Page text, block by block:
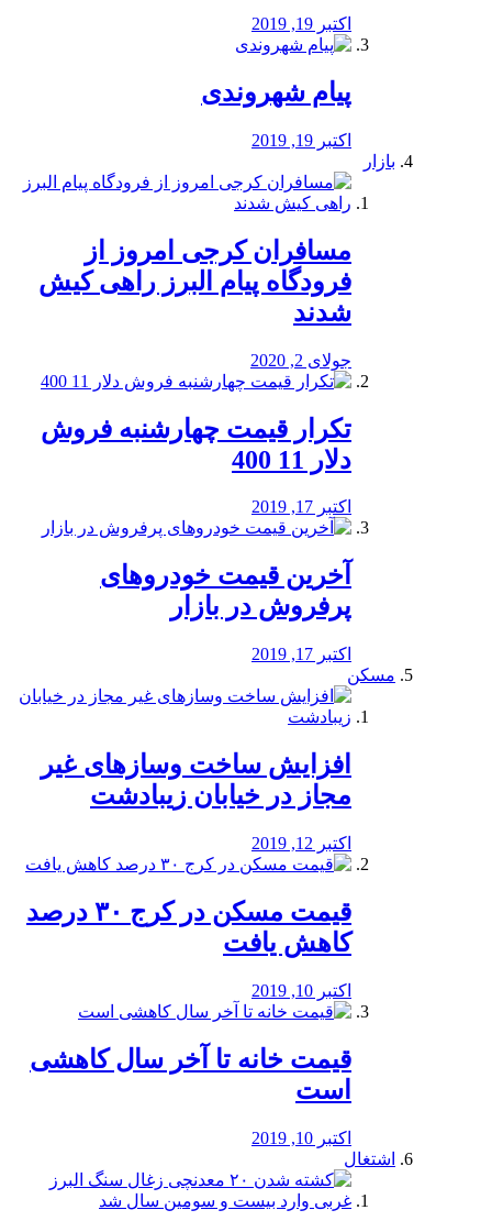
اکتبر 19, 2019
پیام شهروندی
اکتبر 19, 2019
بازار
مسافران کرجی امروز از
فرودگاه پیام البرز راهی کیش
شدند
جولای 2, 2020
تکرار قیمت چهارشنبه فروش
دلار 11 400
اکتبر 17, 2019
آخرین قیمت خودرو‌های
پرفروش در بازار
اکتبر 17, 2019
مسکن
افزایش ساخت وسازهای غیر
مجاز در خیابان زیبادشت
اکتبر 12, 2019
️قیمت مسکن در کرج ۳۰ درصد
کاهش یافت
اکتبر 10, 2019
قیمت خانه تا آخر سال کاهشی
است
اکتبر 10, 2019
اشتغال